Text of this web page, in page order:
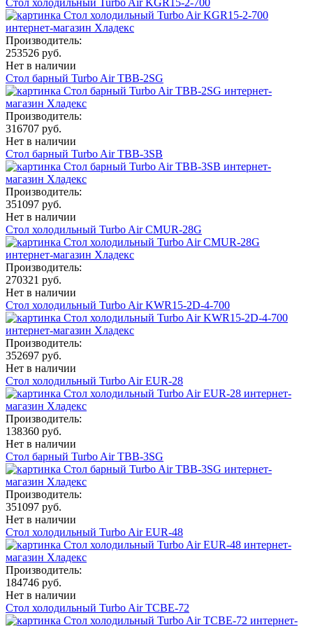
Производитель:
253526 руб.
Нет в наличии
Стол барный Turbo Air TBB-2SG
Производитель:
316707 руб.
Нет в наличии
Стол барный Turbo Air TBB-3SB
Производитель:
351097 руб.
Нет в наличии
Стол холодильный Turbo Air CMUR-28G
Производитель:
270321 руб.
Нет в наличии
Стол холодильный Turbo Air KWR15-2D-4-700
Производитель:
352697 руб.
Нет в наличии
Стол холодильный Turbo Air EUR-28
Производитель:
138360 руб.
Нет в наличии
Стол барный Turbo Air TBB-3SG
Производитель:
351097 руб.
Нет в наличии
Стол холодильный Turbo Air EUR-48
Производитель:
184746 руб.
Нет в наличии
Стол холодильный Turbo Air TCBE-72